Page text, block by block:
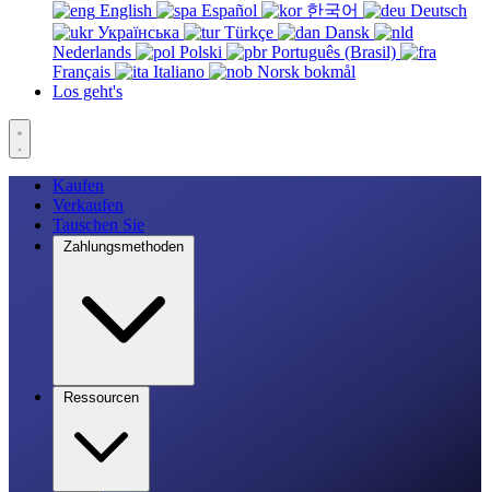
English Español 한국어
Deutsch
Українська
Türkçe
Dansk
Nederlands
Polski
Português (Brasil)
Français
Italiano
Norsk bokmål
Los geht's
Kaufen
Verkaufen
Tauschen Sie
Zahlungsmethoden
Ressourcen